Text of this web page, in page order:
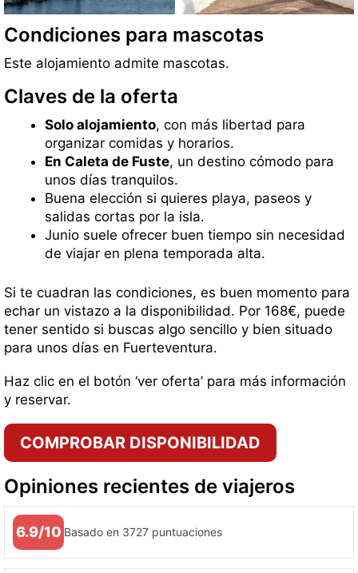
Condiciones para mascotas
Este alojamiento admite mascotas.
Claves de la oferta
Solo alojamiento, con más libertad para
organizar comidas y horarios.
En Caleta de Fuste, un destino cómodo para
unos días tranquilos.
Buena elección si quieres playa, paseos y
salidas cortas por la isla.
Junio suele ofrecer buen tiempo sin necesidad
de viajar en plena temporada alta.
Si te cuadran las condiciones, es buen momento para
echar un vistazo a la disponibilidad. Por 168€, puede
tener sentido si buscas algo sencillo y bien situado
para unos días en Fuerteventura.
Haz clic en el botón ‘ver oferta’ para más información
y reservar.
COMPROBAR DISPONIBILIDAD
Opiniones recientes de viajeros
6.9/10 Basado en 3727 puntuaciones